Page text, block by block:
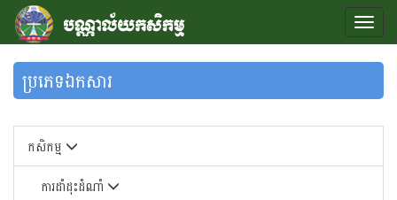
ប្រភេទឯកសារ
កសិកម្ម
ការដាំដុះដំណាំ